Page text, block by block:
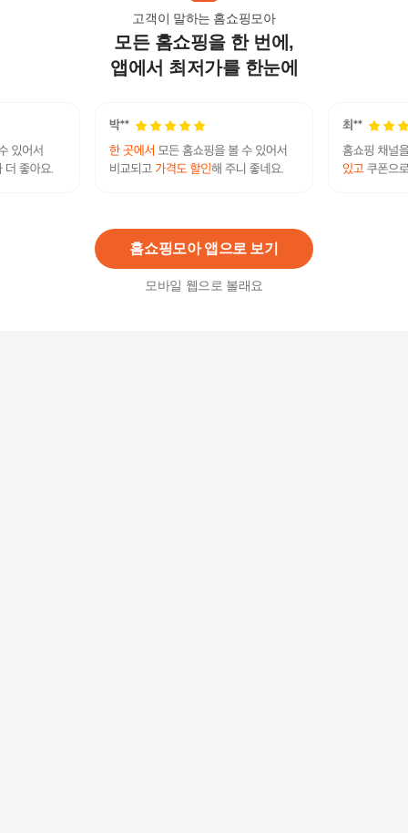
고객이 말하는 홈쇼핑모아
모든 홈쇼핑을 한 번에,
앱에서 최저가를 한눈에
홈쇼핑모아 앱으로 보기
모바일 웹으로 볼래요
레이시원피스 페이즐리 쉬폰 스커트 블랙 v넥 반팔
티 일체형 투피스
24,430 원
투피스 스타일 플라워 쉬폰 원피스 A라인 스모크밴